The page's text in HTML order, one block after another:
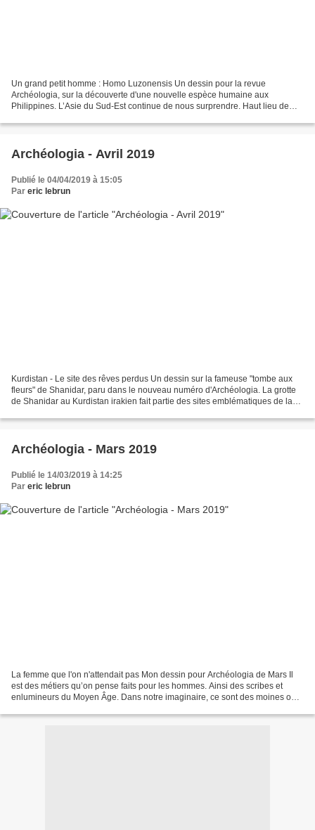
Un grand petit homme : Homo Luzonensis Un dessin pour la revue
Archéologia, sur la découverte d'une nouvelle espèce humaine aux
Philippines. L’Asie du Sud-Est continue de nous surprendre. Haut lieu de
Archéologia - Avril 2019
Publié le 04/04/2019 à 15:05
Par eric lebrun
Kurdistan - Le site des rêves perdus Un dessin sur la fameuse "tombe aux
fleurs" de Shanidar, paru dans le nouveau numéro d'Archéologia. La grotte
de Shanidar au Kurdistan irakien fait partie des sites emblématiques de la
Archéologia - Mars 2019
Publié le 14/03/2019 à 14:25
Par eric lebrun
La femme que l'on n'attendait pas Mon dessin pour Archéologia de Mars Il
est des métiers qu’on pense faits pour les hommes. Ainsi des scribes et
enlumineurs du Moyen Âge. Dans notre imaginaire, ce sont des moines ou